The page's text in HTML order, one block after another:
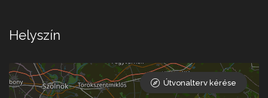
Helyszín
Útvonalterv kérése